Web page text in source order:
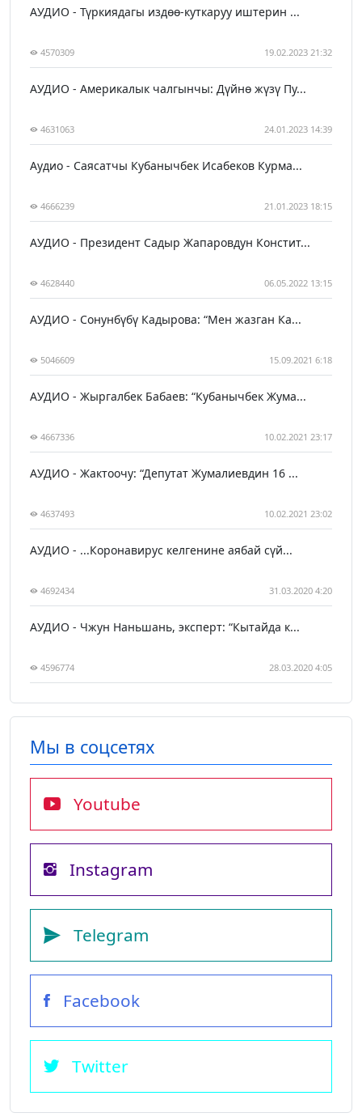
АУДИО - Түркиядагы издөө-куткаруу иштерин ...
4570309 19.02.2023 21:32
АУДИО - Америкалык чалгынчы: Дүйнө жүзү Пу...
4631063 24.01.2023 14:39
Аудио - Саясатчы Кубанычбек Исабеков Курма...
4666239 21.01.2023 18:15
АУДИО - Президент Садыр Жапаровдун Констит...
4628440 06.05.2022 13:15
АУДИО - Сонунбүбү Кадырова: “Мен жазган Ка...
5046609 15.09.2021 6:18
АУДИО - Жыргалбек Бабаев: “Кубанычбек Жума...
4667336 10.02.2021 23:17
АУДИО - Жактоочу: “Депутат Жумалиевдин 16 ...
4637493 10.02.2021 23:02
АУДИО - ...Коронавирус келгенине аябай сүй...
4692434 31.03.2020 4:20
АУДИО - Чжун Наньшань, эксперт: “Кытайда к...
4596774 28.03.2020 4:05
Мы в соцсетях
Youtube
Instagram
Telegram
Facebook
Twitter